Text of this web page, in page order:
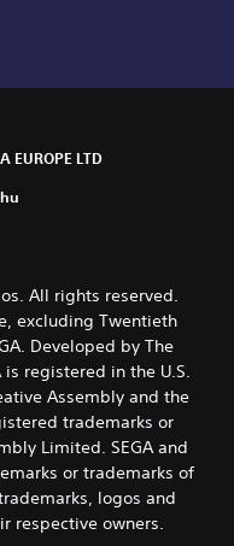
EUROPE LTD
All rights reserved.
excluding Twentieth
Developed by The
registered in the U.S.
Assembly and the
trademarks or
Limited. SEGA and
or trademarks of
logos and
respective owners.